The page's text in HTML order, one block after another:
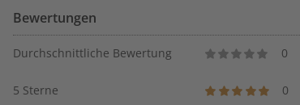
Bewertungen
Durchschnittliche Bewertung 0
5 Sterne
0